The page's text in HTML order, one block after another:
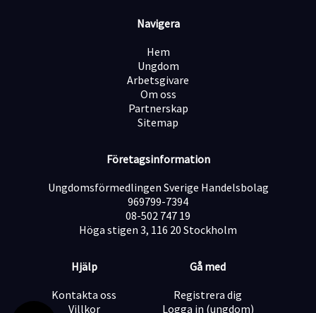
stämning på arbetsplatsen
Har god ordningskänsla och ett strukturerat
Trivs med praktiskt arbete och ett stundtals högt
Behärskar svenska i tal och skrift
Truckkort är meriterande men inget krav.
tillsvidareanställning.
Navigera
Hem
Ungdom
Arbetsgivare
Om oss
Partnerskap
Sitemap
Företagsinformation
Ungdomsförmedlingen Sverige Handelsbolag
969799-7394
08-502 747 19
Höga stigen 3, 116 20 Stockholm
Hjälp
Kontakta oss
Villkor
Gå med
Registrera dig
Logga in (ungdom)